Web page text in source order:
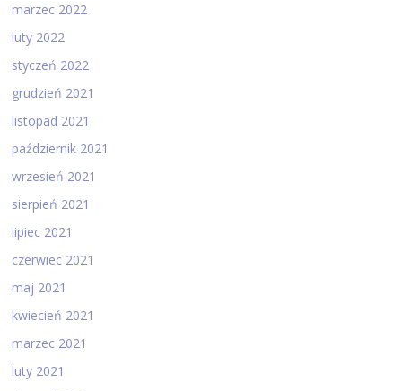
marzec 2022
luty 2022
styczeń 2022
grudzień 2021
listopad 2021
październik 2021
wrzesień 2021
sierpień 2021
lipiec 2021
czerwiec 2021
maj 2021
kwiecień 2021
marzec 2021
luty 2021